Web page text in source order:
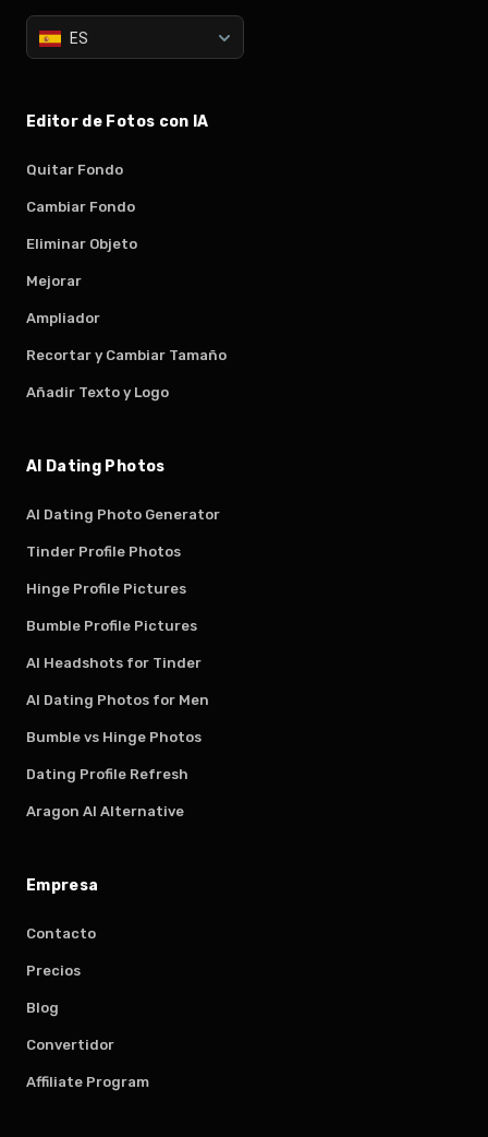
ES
Editor de Fotos con IA
Quitar Fondo
Cambiar Fondo
Eliminar Objeto
Mejorar
Ampliador
Recortar y Cambiar Tamaño
Añadir Texto y Logo
AI Dating Photos
AI Dating Photo Generator
Tinder Profile Photos
Hinge Profile Pictures
Bumble Profile Pictures
AI Headshots for Tinder
AI Dating Photos for Men
Bumble vs Hinge Photos
Dating Profile Refresh
Aragon AI Alternative
Empresa
Contacto
Precios
Blog
Convertidor
Affiliate Program